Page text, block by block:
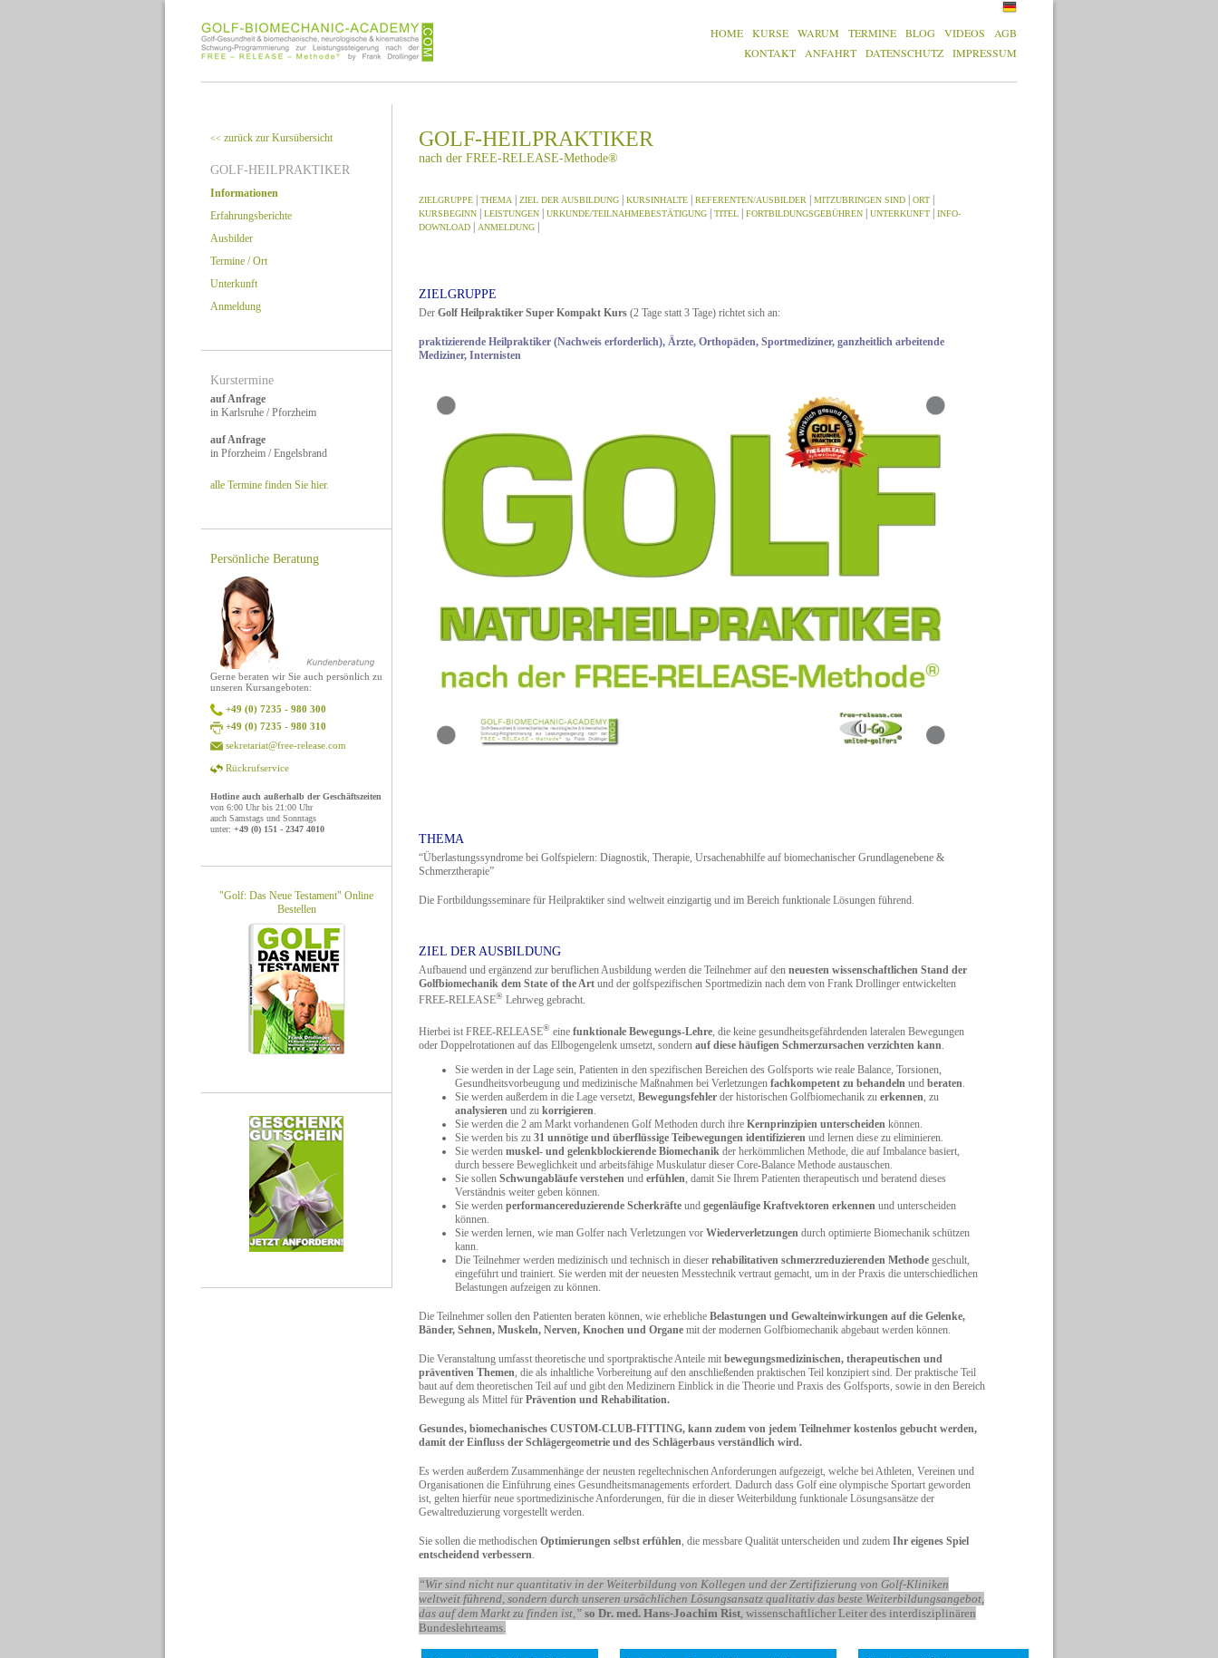
HOME KURSE WARUM TERMINE BLOG VIDEOS
AGB
KONTAKT
ANFAHRT DATENSCHUTZ IMPRESSUM
<< zurück zur Kursübersicht
GOLF-HEILPRAKTIKER
Informationen
Erfahrungsberichte
Ausbilder
Termine / Ort
Unterkunft
Anmeldung
Kurstermine
auf Anfrage
in Karlsruhe / Pforzheim
auf Anfrage
in Pforzheim / Engelsbrand
alle Termine finden Sie hier.
Persönliche Beratung
Gerne beraten wir Sie auch persönlich zu
unseren Kursangeboten:
+49 (0) 7235 - 980 300
+49 (0) 7235 - 980 310
sekretariat@free-release.com
Rückrufservice
Hotline auch außerhalb der Geschäftszeiten
von 6:00 Uhr bis 21:00 Uhr
auch Samstags und Sonntags
unter: +49 (0) 151 - 2347 4010
"Golf: Das Neue Testament" Online
Bestellen
GOLF-HEILPRAKTIKER
nach der FREE-RELEASE-Methode®
ZIELGRUPPE THEMA ZIEL DER AUSBILDUNG KURSINHALTE REFERENTEN/AUSBILDER MITZUBRINGEN SIND ORT
KURSBEGINN LEISTUNGEN URKUNDE/TEILNAHMEBESTÄTIGUNG TITEL FORTBILDUNGSGEBÜHREN UNTERKUNFT
INFO-
DOWNLOAD
ANMELDUNG
ZIELGRUPPE
Der Golf Heilpraktiker Super Kompakt Kurs (2 Tage statt 3 Tage) richtet sich an:
praktizierende Heilpraktiker (Nachweis erforderlich), Ärzte, Orthopäden, Sportmediziner, ganzheitlich arbeitende
Mediziner, Internisten
THEMA
“Überlastungssyndrome bei Golfspielern: Diagnostik, Therapie, Ursachenabhilfe auf biomechanischer Grundlagenebene &
Schmerztherapie”
Die Fortbildungsseminare für Heilpraktiker sind weltweit einzigartig und im Bereich funktionale Lösungen führend.
ZIEL DER AUSBILDUNG
Aufbauend und ergänzend zur beruflichen Ausbildung werden die Teilnehmer auf den neuesten wissenschaftlichen Stand der
Golfbiomechanik dem State of the Art und der golfspezifischen Sportmedizin nach dem von Frank Drollinger entwickelten
FREE-RELEASE® Lehrweg gebracht.
Hierbei ist FREE-RELEASE® eine funktionale Bewegungs-Lehre, die keine gesundheitsgefährdenden lateralen Bewegungen
oder Doppelrotationen auf das Ellbogengelenk umsetzt, sondern auf diese häufigen Schmerzursachen verzichten kann.
Sie werden in der Lage sein, Patienten in den spezifischen Bereichen des Golfsports wie reale Balance, Torsionen,
Gesundheitsvorbeugung und medizinische Maßnahmen bei Verletzungen fachkompetent zu behandeln und beraten.
Sie werden außerdem in die Lage versetzt, Bewegungsfehler der historischen Golfbiomechanik zu erkennen, zu
analysieren und zu korrigieren.
Sie werden die 2 am Markt vorhandenen Golf Methoden durch ihre Kernprinzipien unterscheiden können.
Sie werden bis zu 31 unnötige und überflüssige Teibewegungen identifizieren und lernen diese zu eliminieren.
Sie werden muskel- und gelenkblockierende Biomechanik der herkömmlichen Methode, die auf Imbalance basiert,
durch bessere Beweglichkeit und arbeitsfähige Muskulatur dieser Core-Balance Methode austauschen.
Sie sollen Schwungabläufe verstehen und erfühlen, damit Sie Ihrem Patienten therapeutisch und beratend dieses
Verständnis weiter geben können.
Sie werden performancereduzierende Scherkräfte und gegenläufige Kraftvektoren erkennen und unterscheiden
können.
Sie werden lernen, wie man Golfer nach Verletzungen vor Wiederverletzungen durch optimierte Biomechanik schützen
kann.
Die Teilnehmer werden medizinisch und technisch in dieser rehabilitativen schmerzreduzierenden Methode geschult,
eingeführt und trainiert. Sie werden mit der neuesten Messtechnik vertraut gemacht, um in der Praxis die unterschiedlichen
Belastungen aufzeigen zu können.
Die Teilnehmer sollen den Patienten beraten können, wie erhebliche Belastungen und Gewalteinwirkungen auf die Gelenke,
Bänder, Sehnen, Muskeln, Nerven, Knochen und Organe mit der modernen Golfbiomechanik abgebaut werden können.
Die Veranstaltung umfasst theoretische und sportpraktische Anteile mit bewegungsmedizinischen, therapeutischen und
präventiven Themen, die als inhaltliche Vorbereitung auf den anschließenden praktischen Teil konzipiert sind. Der praktische Teil
baut auf dem theoretischen Teil auf und gibt den Medizinern Einblick in die Theorie und Praxis des Golfsports, sowie in den Bereich
Bewegung als Mittel für Prävention und Rehabilitation.
Gesundes, biomechanisches CUSTOM-CLUB-FITTING, kann zudem von jedem Teilnehmer kostenlos gebucht werden,
damit der Einfluss der Schlägergeometrie und des Schlägerbaus verständlich wird.
Es werden außerdem Zusammenhänge der neusten regeltechnischen Anforderungen aufgezeigt, welche bei Athleten, Vereinen und
Organisationen die Einführung eines Gesundheitsmanagements erfordert. Dadurch dass Golf eine olympische Sportart geworden
ist, gelten hierfür neue sportmedizinische Anforderungen, für die in dieser Weiterbildung funktionale Lösungsansätze der
Gewaltreduzierung vorgestellt werden.
Sie sollen die methodischen Optimierungen selbst erfühlen, die messbare Qualität unterscheiden und zudem Ihr eigenes Spiel
entscheidend verbessern.
“Wir sind nicht nur quantitativ in der Weiterbildung von Kollegen und der Zertifizierung von Golf-Kliniken
weltweit führend, sondern durch unseren ursächlichen Lösungsansatz qualitativ das beste Weiterbildungsangebot,
das auf dem Markt zu finden ist,” so Dr. med. Hans-Joachim Rist, wissenschaftlicher Leiter des interdisziplinären
Bundeslehrteams.